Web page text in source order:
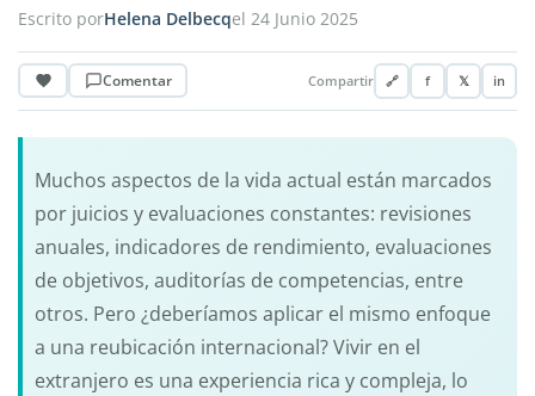
Escrito porHelena Delbecqel 24 Junio 2025
Comentar Compartir 🔗 f 𝕏 in
Muchos aspectos de la vida actual están marcados
por juicios y evaluaciones constantes: revisiones
anuales, indicadores de rendimiento, evaluaciones
de objetivos, auditorías de competencias, entre
otros. Pero ¿deberíamos aplicar el mismo enfoque
a una reubicación internacional? Vivir en el
extranjero es una experiencia rica y compleja, lo